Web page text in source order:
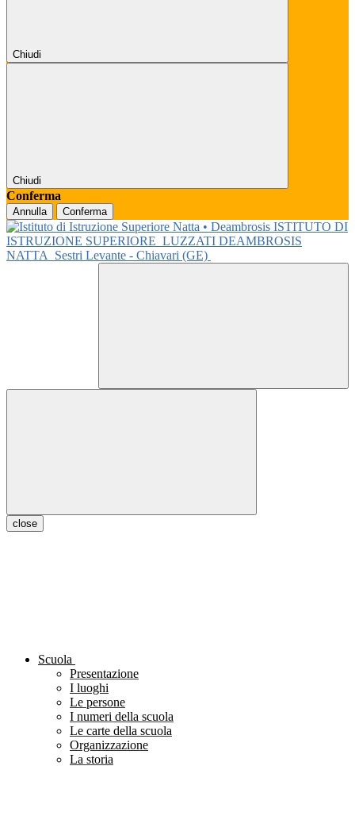
Chiudi
Chiudi
Conferma
Annulla Conferma
ISTITUTO DI
ISTRUZIONE SUPERIORE LUZZATI DEAMBROSIS
NATTA
Sestri Levante - Chiavari (GE)
close
Scuola
Presentazione
I luoghi
Le persone
I numeri della scuola
Le carte della scuola
Organizzazione
La storia